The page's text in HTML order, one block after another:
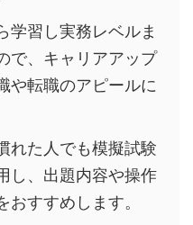
学習し実務レベルま
で、キャリアアップ
や転職のアピールに
れた人でも模擬試験
し、出題内容や操作
すすめします。